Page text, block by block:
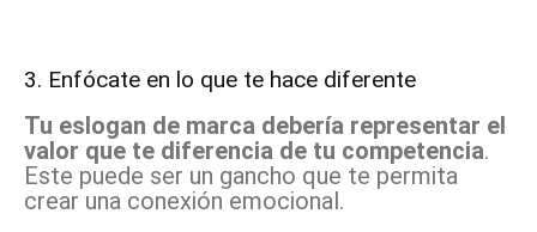
3. Enfócate en lo que te hace diferente
Tu eslogan de marca debería representar el
valor que te diferencia de tu competencia.
Este puede ser un gancho que te permita
crear una conexión emocional.